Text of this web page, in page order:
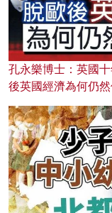
孔永樂博士：英國
後英國經濟為何仍然